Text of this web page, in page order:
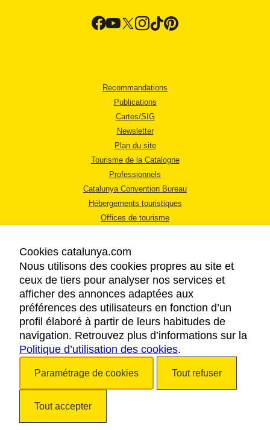
Recommandations
Publications
Cartes/SIG
Newsletter
Plan du site
Tourisme de la Catalogne
Professionnels
Catalunya Convention Bureau
Hébergements touristiques
Offices de tourisme
MENTIONS LÉGALES
RÈGLES DE CONFIDENTIALITÉ
COOKIES
ACCESSIBILITÉ
Cookies catalunya.com
Nous utilisons des cookies propres au site et
ceux de tiers pour analyser nos services et
afficher des annonces adaptées aux
préférences des utilisateurs en fonction d’un
profil élaboré à partir de leurs habitudes de
navigation. Retrouvez plus d’informations sur la
Politique d’utilisation des cookies.
Paramétrage de cookies Tout refuser
Tout accepter